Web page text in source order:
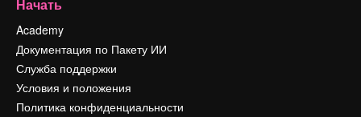
Начать
Academy
Документация по Пакету ИИ
Служба поддержки
Условия и положения
Политика конфиденциальности